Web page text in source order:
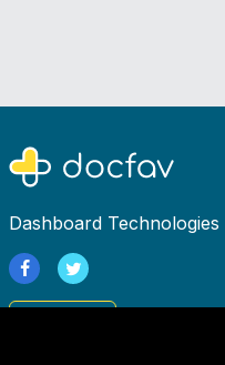
Dashboard Technologies